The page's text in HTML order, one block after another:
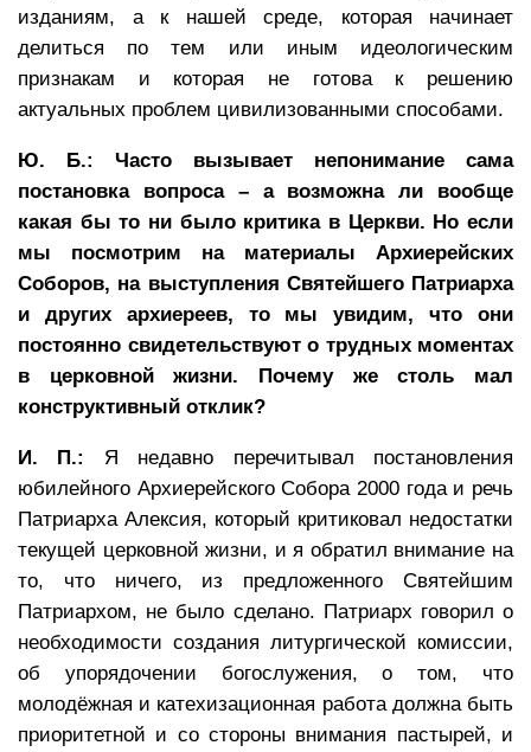
изданиям, а к нашей среде, которая начинает
делиться по тем или иным идеологическим
признакам и которая не готова к решению
актуальных проблем цивилизованными способами.
Ю. Б.: Часто вызывает непонимание сама
постановка вопроса – а возможна ли вообще
какая бы то ни было критика в Церкви. Но если
мы посмотрим на материалы Архиерейских
Соборов, на выступления Святейшего Патриарха
и других архиереев, то мы увидим, что они
постоянно свидетельствуют о трудных моментах
в церковной жизни. Почему же столь мал
конструктивный отклик?
И. П.: Я недавно перечитывал постановления
юбилейного Архиерейского Собора 2000 года и речь
Патриарха Алексия, который критиковал недостатки
текущей церковной жизни, и я обратил внимание на
то, что ничего, из предложенного Святейшим
Патриархом, не было сделано. Патриарх говорил о
необходимости создания литургической комиссии,
об упорядочении богослужения, о том, что
молодёжная и катехизационная работа должна быть
приоритетной и со стороны внимания пастырей, и